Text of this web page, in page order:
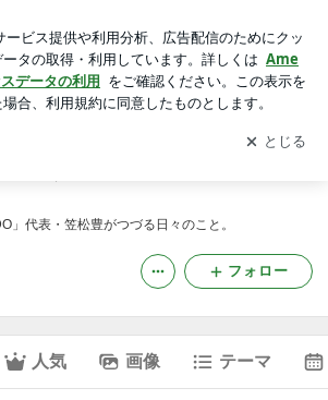
ドして ブログの更新通知
を受け取りまし
開く
」代表・笠松豊がつづる日々のこと。
フォロー
人気 画像 テーマ